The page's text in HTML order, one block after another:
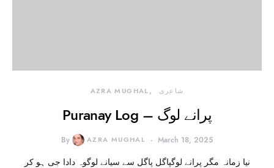
AZRA MUGHAL شاعری
Puranay Log – پرانے لوگ
By AZRA MUGHAL March 18, 2025
نیا زمانہ مگر پرانے لوگپاگل پاگل سے سیانے لوگوہ دادا جی ہو کر